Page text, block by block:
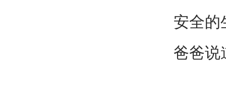
安全的
爸爸说